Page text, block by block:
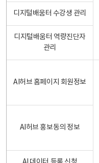
디지털배움터 수강생 관리
디지털배움터 역량진단자
관리
AI허브 홈페이지 회원정보
AI허브 홍보동의 정보